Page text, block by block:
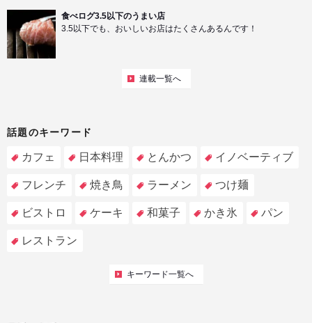
食べログ3.5以下のうまい店
3.5以下でも、おいしいお店はたくさんあるんです！
連載一覧へ
話題のキーワード
カフェ 日本料理 とんかつ イノベーティブ
フレンチ 焼き鳥 ラーメン つけ麺
ビストロ ケーキ 和菓子 かき氷 パン
レストラン
キーワード一覧へ